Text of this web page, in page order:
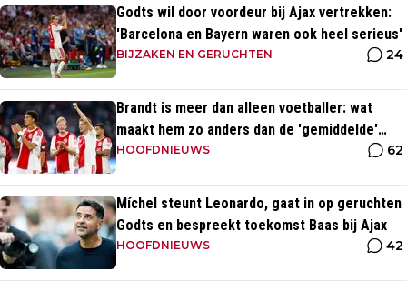
Godts wil door voordeur bij Ajax vertrekken:
'Barcelona en Bayern waren ook heel serieus'
BIJZAKEN EN GERUCHTEN 24
Brandt is meer dan alleen voetballer: wat
maakt hem zo anders dan de 'gemiddelde'
voetballer?
HOOFDNIEUWS 62
Míchel steunt Leonardo, gaat in op geruchten
Godts en bespreekt toekomst Baas bij Ajax
HOOFDNIEUWS 42